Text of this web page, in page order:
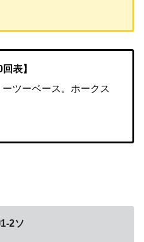
回表】
ツーベース。ホークス
2ソ